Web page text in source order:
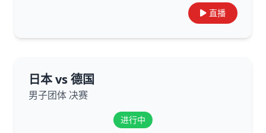
直播
日本 vs 德国
男子团体 决赛
进行中